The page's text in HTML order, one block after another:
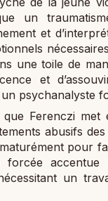
un
et
une toile de
et
psychanalyste
Ferenczi
abusifs
pour
forcée
un